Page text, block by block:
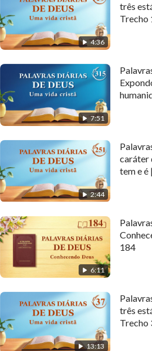
4:36
três
Trecho
7:51
2:44
caráter
tem e é
6:11
184
13:13
três
Trecho